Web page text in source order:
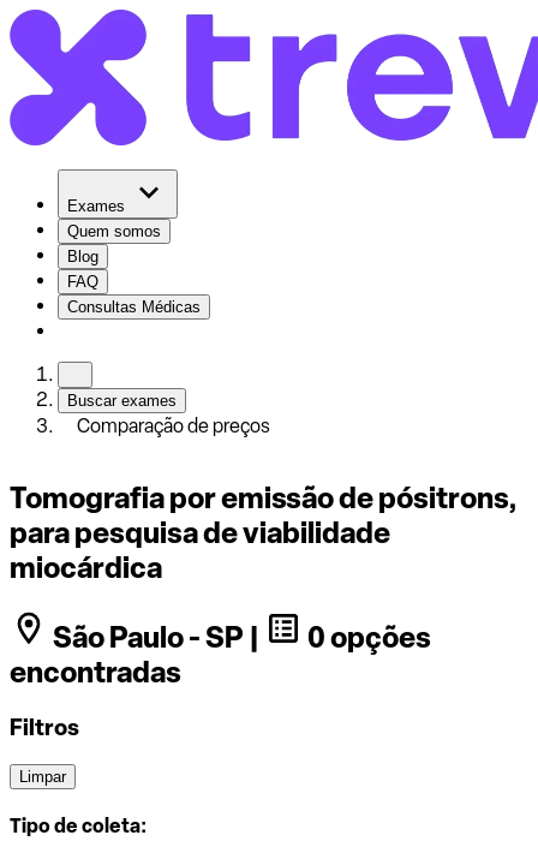
Exames
Quem somos
Blog
FAQ
Consultas Médicas
Buscar exames
Comparação de preços
Tomografia por emissão de pósitrons,
para pesquisa de viabilidade
miocárdica
São Paulo - SP |
0 opções
encontradas
Filtros
Limpar
Tipo de coleta: